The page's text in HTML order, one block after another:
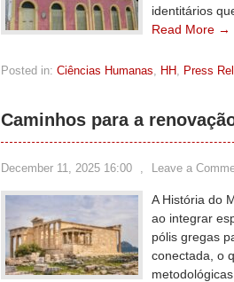
identitários
Read More →
Posted in: Ciências Humanas, HH, Press
Caminhos para a
December 11, 2025 16:00 , Leave a
A História do
ao integrar
pólis gregas
conectada, o
metodológicas.